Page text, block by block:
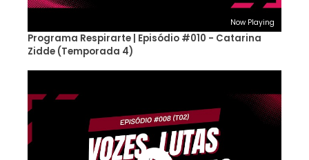
Now Playing
Programa Respirarte | Episódio #010 - Catarina
Zidde (Temporada 4)